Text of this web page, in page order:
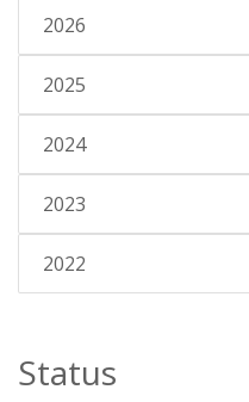
2026
2025
2024
2023
2022
Status